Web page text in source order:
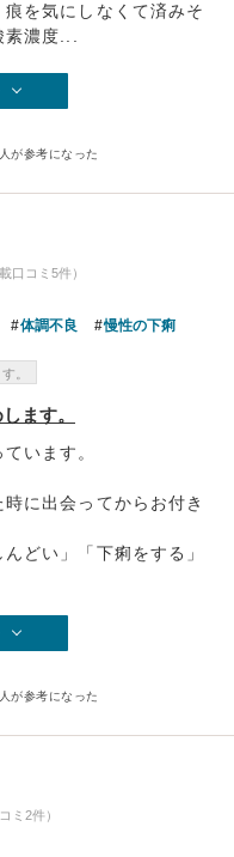
を気にしなくて済みそ
濃度...
が参考になった
口コミ5件）
体調不良 慢性の下痢
。
ます。
います。
に出会ってからお付き
どい」「下痢をする」
が参考になった
ミ2件）